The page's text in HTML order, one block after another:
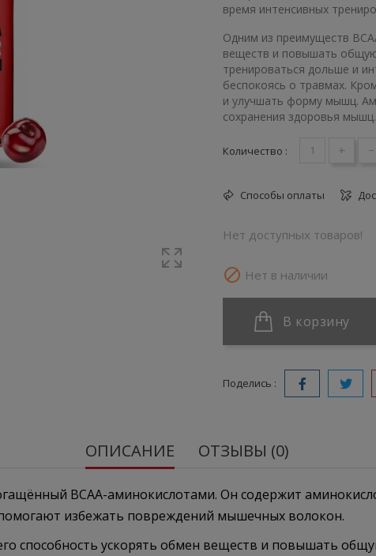
время интенсивных
Одним из преимуществ
веществ и повышать
тренироваться дольше и
беспокоясь о травмах.
и улучшать форму мышц.
сохранения здоровья мышц.
Количество : + -
Способы оплаты
Нет доступных товаров!
 Нет в наличии
В корзину
Поделись :
ОПИСАНИЕ ОТЗЫВЫ (0)
BCAA-аминокислотами. Он содержит
избежать повреждений мышечных волокон.
способность ускорять обмен веществ и повышать